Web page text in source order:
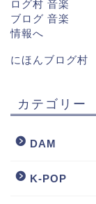
にほんブログ村
カテゴリー
DAM
K-POP